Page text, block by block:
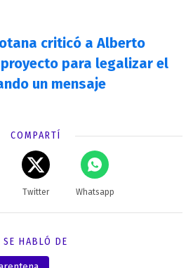
criticó a Alberto
para legalizar el
un mensaje
COMPARTÍ
Twitter Whatsapp
SE HABLÓ DE